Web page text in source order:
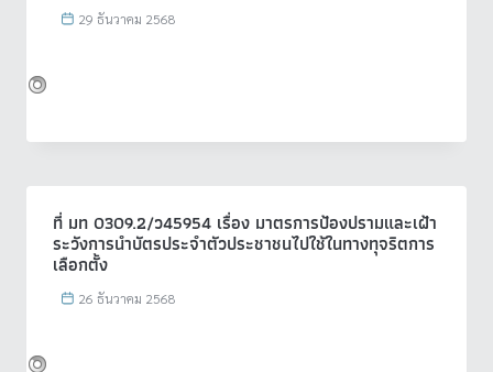
29 ธันวาคม 2568
ที่ มท 0309.2/ว45954 เรื่อง มาตรการป้องปรามและเฝ้า
ระวังการนำบัตรประจำตัวประชาชนไปใช้ในทางทุจริตการ
เลือกตั้ง
26 ธันวาคม 2568